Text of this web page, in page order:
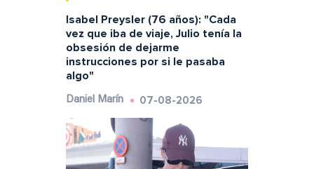
Isabel Preysler (76 años): "Cada
vez que iba de viaje, Julio tenía la
obsesión de dejarme
instrucciones por si le pasaba
algo"
Daniel Marín 07-08-2026